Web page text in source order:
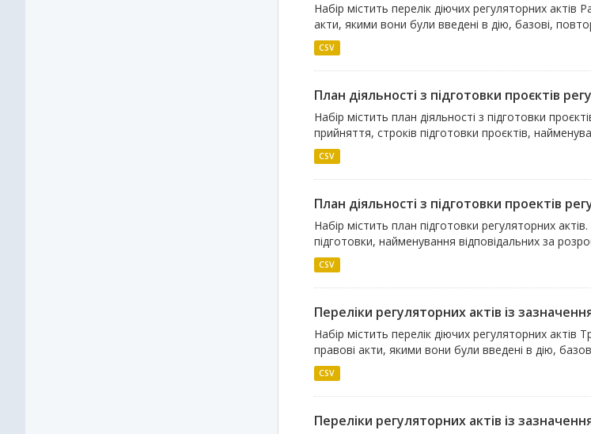
Набір містить перелік діючих регуляторних актів
акти, якими вони були введені в дію, базові,
CSV
План діяльності з підготовки проєктів
Набір містить план діяльності з підготовки
прийняття, строків підготовки проєктів,
CSV
План діяльності з підготовки проектів
Набір містить план підготовки регуляторних
підготовки, найменування відповідальних за
CSV
Переліки регуляторних актів із
Набір містить перелік діючих регуляторних актів
правові акти, якими вони були введені в дію,
CSV
Переліки регуляторних актів із